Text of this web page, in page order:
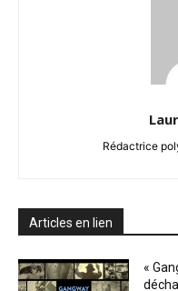
Rédactrice
Articles en lien
«